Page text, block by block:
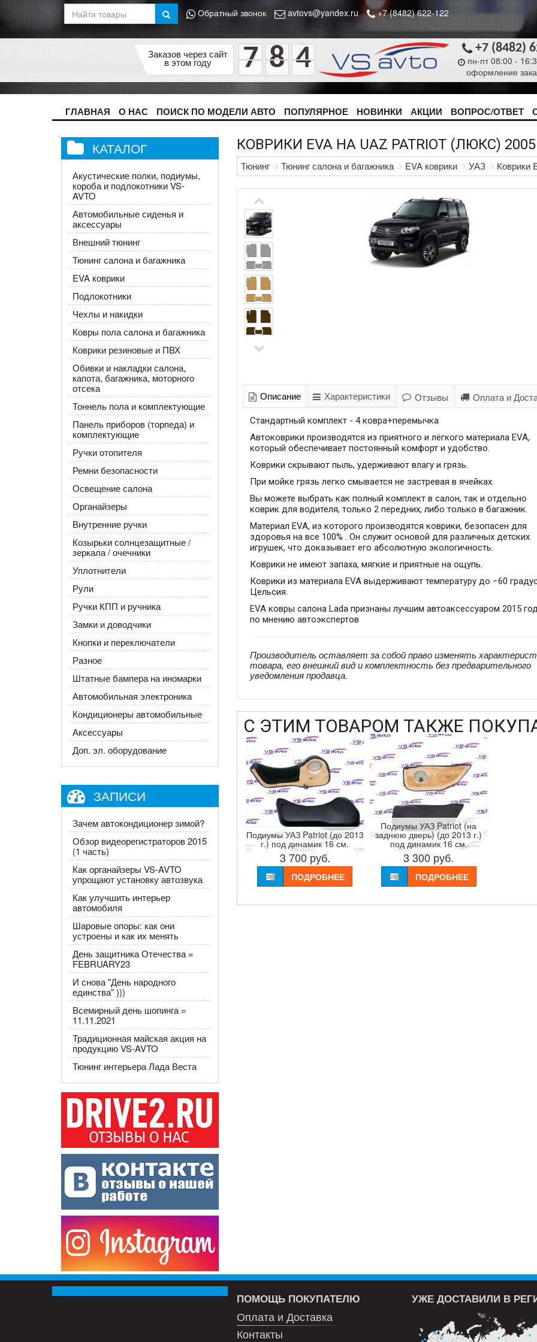
Обратный звонок avtovs@yandex.ru +7 (8482) 622-122
Заказов через сайт
в этом году 7 8 4 +7 (8482)
пн-пт 08:00 -
оформление
ГЛАВНАЯ О НАС ПОИСК ПО МОДЕЛИ АВТО ПОПУЛЯРНОЕ НОВИНКИ АКЦИИ ВОПРОС/ОТВЕТ
КАТАЛОГ
Акустические полки, подиумы,
короба и подлокотники VS-
AVTO
Автомобильные сиденья и
аксессуары
Внешний тюнинг
Тюнинг салона и багажника
EVA коврики
Подлокотники
Чехлы и накидки
Ковры пола салона и багажника
Коврики резиновые и ПВХ
Обивки и накладки салона,
капота, багажника, моторного
отсека
Тоннель пола и комплектующие
Панель приборов (торпеда) и
комплектующие
Ручки отопителя
Ремни безопасности
Освещение салона
Органайзеры
Внутренние ручки
Козырьки солнцезащитные /
зеркала / очечники
Уплотнители
Рули
Ручки КПП и ручника
Замки и доводчики
Кнопки и переключатели
Разное
Штатные бампера на иномарки
Автомобильная электроника
Кондиционеры автомобильные
Аксессуары
Доп. эл. оборудование
ЗАПИСИ
Зачем автокондиционер зимой?
Обзор видеорегистраторов 2015
(1 часть)
Как органайзеры VS-AVTO
упрощают установку автозвука
Как улучшить интерьер
автомобиля
Шаровые опоры: как они
устроены и как их менять
День защитника Отечества =
FEBRUARY23
И снова "День народного
единства" )))
Всемирный день шопинга =
11.11.2021
Традиционная майская акция на
продукцию VS-AVTO
Тюнинг интерьера Лада Веста
КОВРИКИ EVA НА UAZ PATRIOT (ЛЮКС)
Тюнинг Тюнинг салона и багажника EVA коврики УАЗ Коврики
Описание Характеристики Отзывы Оплата и
Cтандартный комплект - 4 ковра+перемычка
Автоковрики производятся из приятного и лёгкого материала EVA,
который обеспечивает постоянный комфорт и удобство.
Коврики скрывают пыль, удерживают влагу и грязь.
При мойке грязь легко смывается не застревая в ячейках.
Вы можете выбрать как полный комплект в салон, так и отдельно
коврик для водителя, только 2 передних, либо только в багажник.
Материал EVA, из которого производятся коврики, безопасен для
здоровья на все 100% . Он служит основой для различных детских
игрушек, что доказывает его абсолютную экологичность.
Коврики не имеют запаха, мягкие и приятные на ощупь.
Коврики из материала EVA выдерживают температуру до −60
Цельсия.
EVA ковры салона Lada признаны лучшим автоаксессуаром 2015
по мнению автоэкспертов
Производитель оставляет за собой право изменять
товара, его внешний вид и комплектность без предварительного
уведомления продавца.
С ЭТИМ ТОВАРОМ ТАКЖЕ
Подиумы УАЗ Patriot (до 2013
г.) под динамик 16 см.
3 700 руб.
ПОДРОБНЕЕ
Подиумы УАЗ Patriot (на
заднюю дверь) (до 2013 г.)
под динамик 16 см.
3 300 руб.
ПОДРОБНЕЕ
ПОМОЩЬ ПОКУПАТЕЛЮ
Оплата и Доставка
Контакты
УЖЕ ДОСТАВИЛИ В